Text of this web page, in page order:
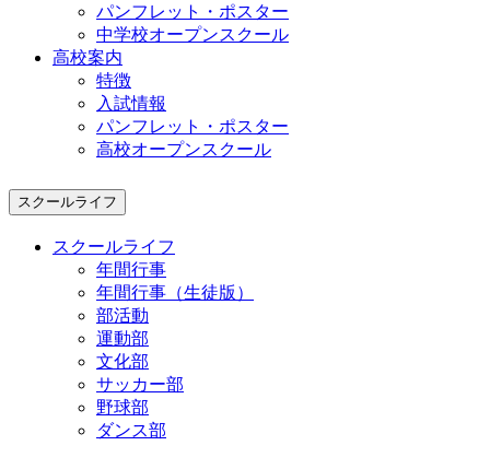
パンフレット・ポスター
中学校オープンスクール
高校案内
特徴
入試情報
パンフレット・ポスター
高校オープンスクール
スクールライフ
スクールライフ
年間行事
年間行事（生徒版）
部活動
運動部
文化部
サッカー部
野球部
ダンス部